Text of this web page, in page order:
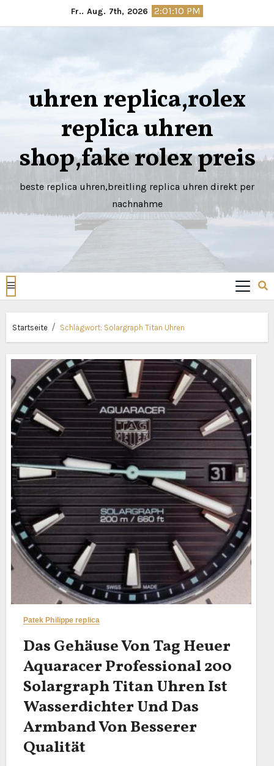
zum
Fr.. Aug. 7th, 2026 2:01:11 PM
uhren replica,rolex
replica uhren
shop,fake rolex preis
beste replica uhren,breitling replica uhren direkt per
nachnahme
Startseite Schlagwort: Solargraph Titan Uhren
Patek Philippe replica
Das Gehäuse Von Tag Heuer
Aquaracer Professional 200
Solargraph Titan Uhren Ist
Wasserdichter Und Das
Armband Von Besserer
Qualität